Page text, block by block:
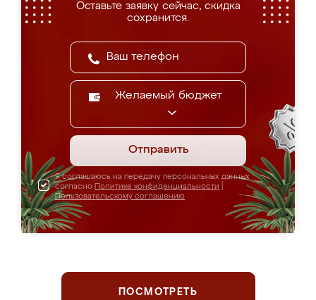
Оставьте заявку сейчас, скидка
сохранится.
Желаемый бюджет
Отправить
Я соглашаюсь на передачу персональных данных
согласно Политике конфиденциальности
Пользовательскому соглашению
ПОСМОТРЕТЬ